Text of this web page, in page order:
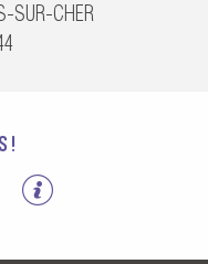
SUR-CHER
!